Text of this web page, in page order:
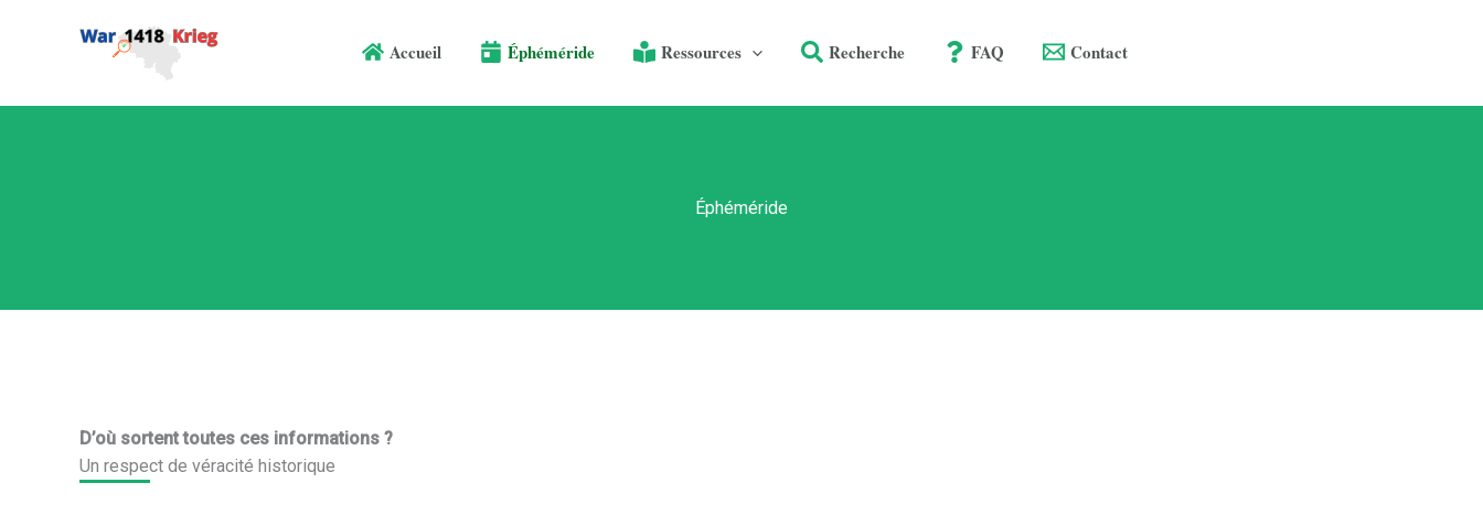
Accueil Éphéméride Ressources Recherche FAQ Contact
Éphéméride
D’où sortent toutes ces informations ?
Un respect de véracité historique